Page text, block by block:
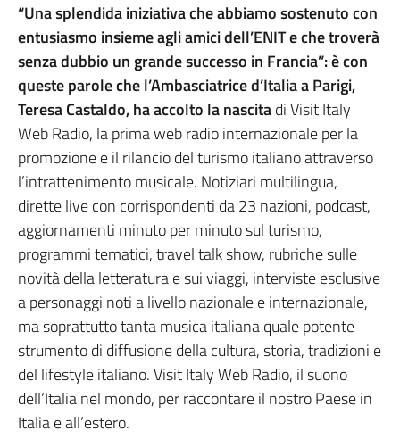
“Una splendida iniziativa che abbiamo sostenuto con
entusiasmo insieme agli amici dell’ENIT e che troverà
senza dubbio un grande successo in Francia”: è con
queste parole che l’Ambasciatrice d’Italia a Parigi,
Teresa Castaldo, ha accolto la nascitadi Visit Italy
Web Radio, la prima web radio internazionale per la
promozione e il rilancio del turismo italiano attraverso
l’intrattenimento musicale. Notiziari multilingua,
dirette live con corrispondenti da 23 nazioni, podcast,
aggiornamenti minuto per minuto sul turismo,
programmi tematici, travel talk show, rubriche sulle
novità della letteratura e sui viaggi, interviste esclusive
a personaggi noti a livello nazionale e internazionale,
ma soprattutto tanta musica italiana quale potente
strumento di diffusione della cultura, storia, tradizioni e
del lifestyle italiano. Visit Italy Web Radio, il suono
dell’Italia nel mondo, per raccontare il nostro Paese in
Italia e all’estero.